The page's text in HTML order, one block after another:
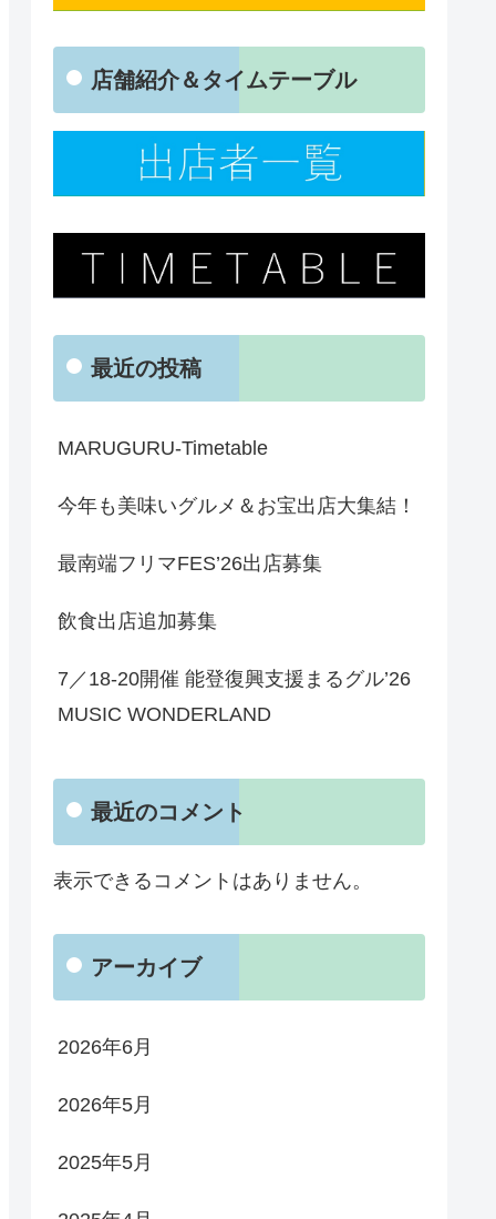
店舗紹介＆タイムテーブル
最近の投稿
MARUGURU-Timetable
今年も美味いグルメ＆お宝出店大集結！
最南端フリマFES’26出店募集
飲食出店追加募集
7／18-20開催 能登復興支援まるグル’26
MUSIC WONDERLAND
最近のコメント
表示できるコメントはありません。
アーカイブ
2026年6月
2026年5月
2025年5月